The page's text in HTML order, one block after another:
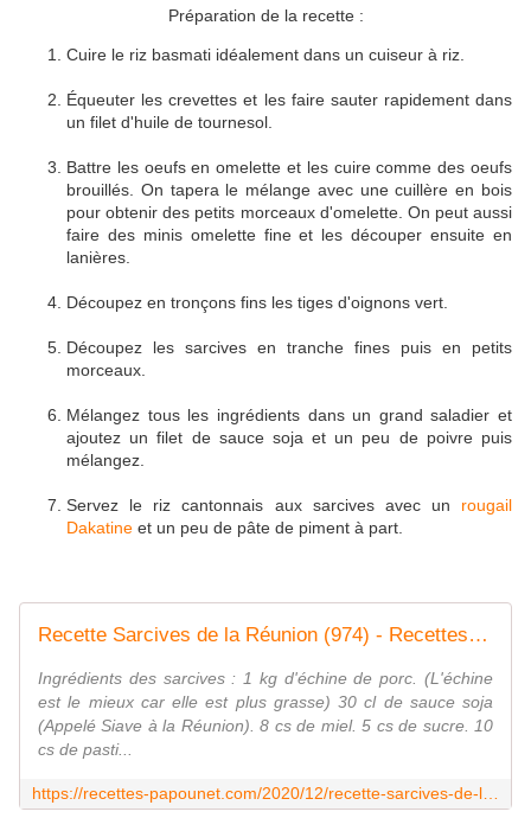
Préparation de la recette :
Cuire le riz basmati idéalement dans un cuiseur à riz.
Équeuter les crevettes et les faire sauter rapidement dans
un filet d'huile de tournesol.
Battre les oeufs en omelette et les cuire comme des oeufs
brouillés. On tapera le mélange avec une cuillère en bois
pour obtenir des petits morceaux d'omelette. On peut aussi
faire des minis omelette fine et les découper ensuite en
lanières.
Découpez en tronçons fins les tiges d'oignons vert.
Découpez les sarcives en tranche fines puis en petits
morceaux.
Mélangez tous les ingrédients dans un grand saladier et
ajoutez un filet de sauce soja et un peu de poivre puis
mélangez.
Servez le riz cantonnais aux sarcives avec un rougail
Dakatine et un peu de pâte de piment à part.
Recette Sarcives de la Réunion (974) - Recettes de Papounet
Ingrédients des sarcives : 1 kg d'échine de porc. (L'échine
est le mieux car elle est plus grasse) 30 cl de sauce soja
(Appelé Siave à la Réunion). 8 cs de miel. 5 cs de sucre. 10
cs de pasti...